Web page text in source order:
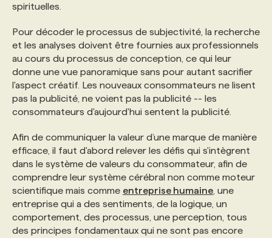
spirituelles.
Pour décoder le processus de subjectivité, la recherche
et les analyses doivent être fournies aux professionnels
au cours du processus de conception, ce qui leur
donne une vue panoramique sans pour autant sacrifier
l'aspect créatif. Les nouveaux consommateurs ne lisent
pas la publicité, ne voient pas la publicité -- les
consommateurs d'aujourd'hui sentent la publicité.
Afin de communiquer la valeur d’une marque de manière
efficace, il faut d'abord relever les défis qui s'intègrent
dans le système de valeurs du consommateur, afin de
comprendre leur système cérébral non comme moteur
scientifique mais comme entreprise humaine , une
entreprise qui a des sentiments, de la logique, un
comportement, des processus, une perception, tous
des principes fondamentaux qui ne sont pas encore